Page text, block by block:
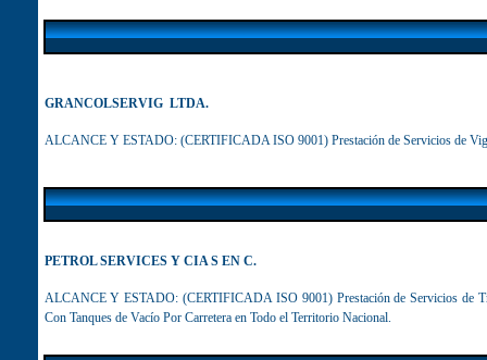
GRANCOLSERVIG LTDA.
ALCANCE Y ESTADO: (CERTIFICADA ISO 9001) Prestación de Servicios de
PETROL SERVICES Y CIA S EN C.
ALCANCE Y ESTADO:(CERTIFICADA ISO 9001) Prestación de Servicios de
Con Tanques de Vacío Por Carretera en Todo el Territorio Nacional.